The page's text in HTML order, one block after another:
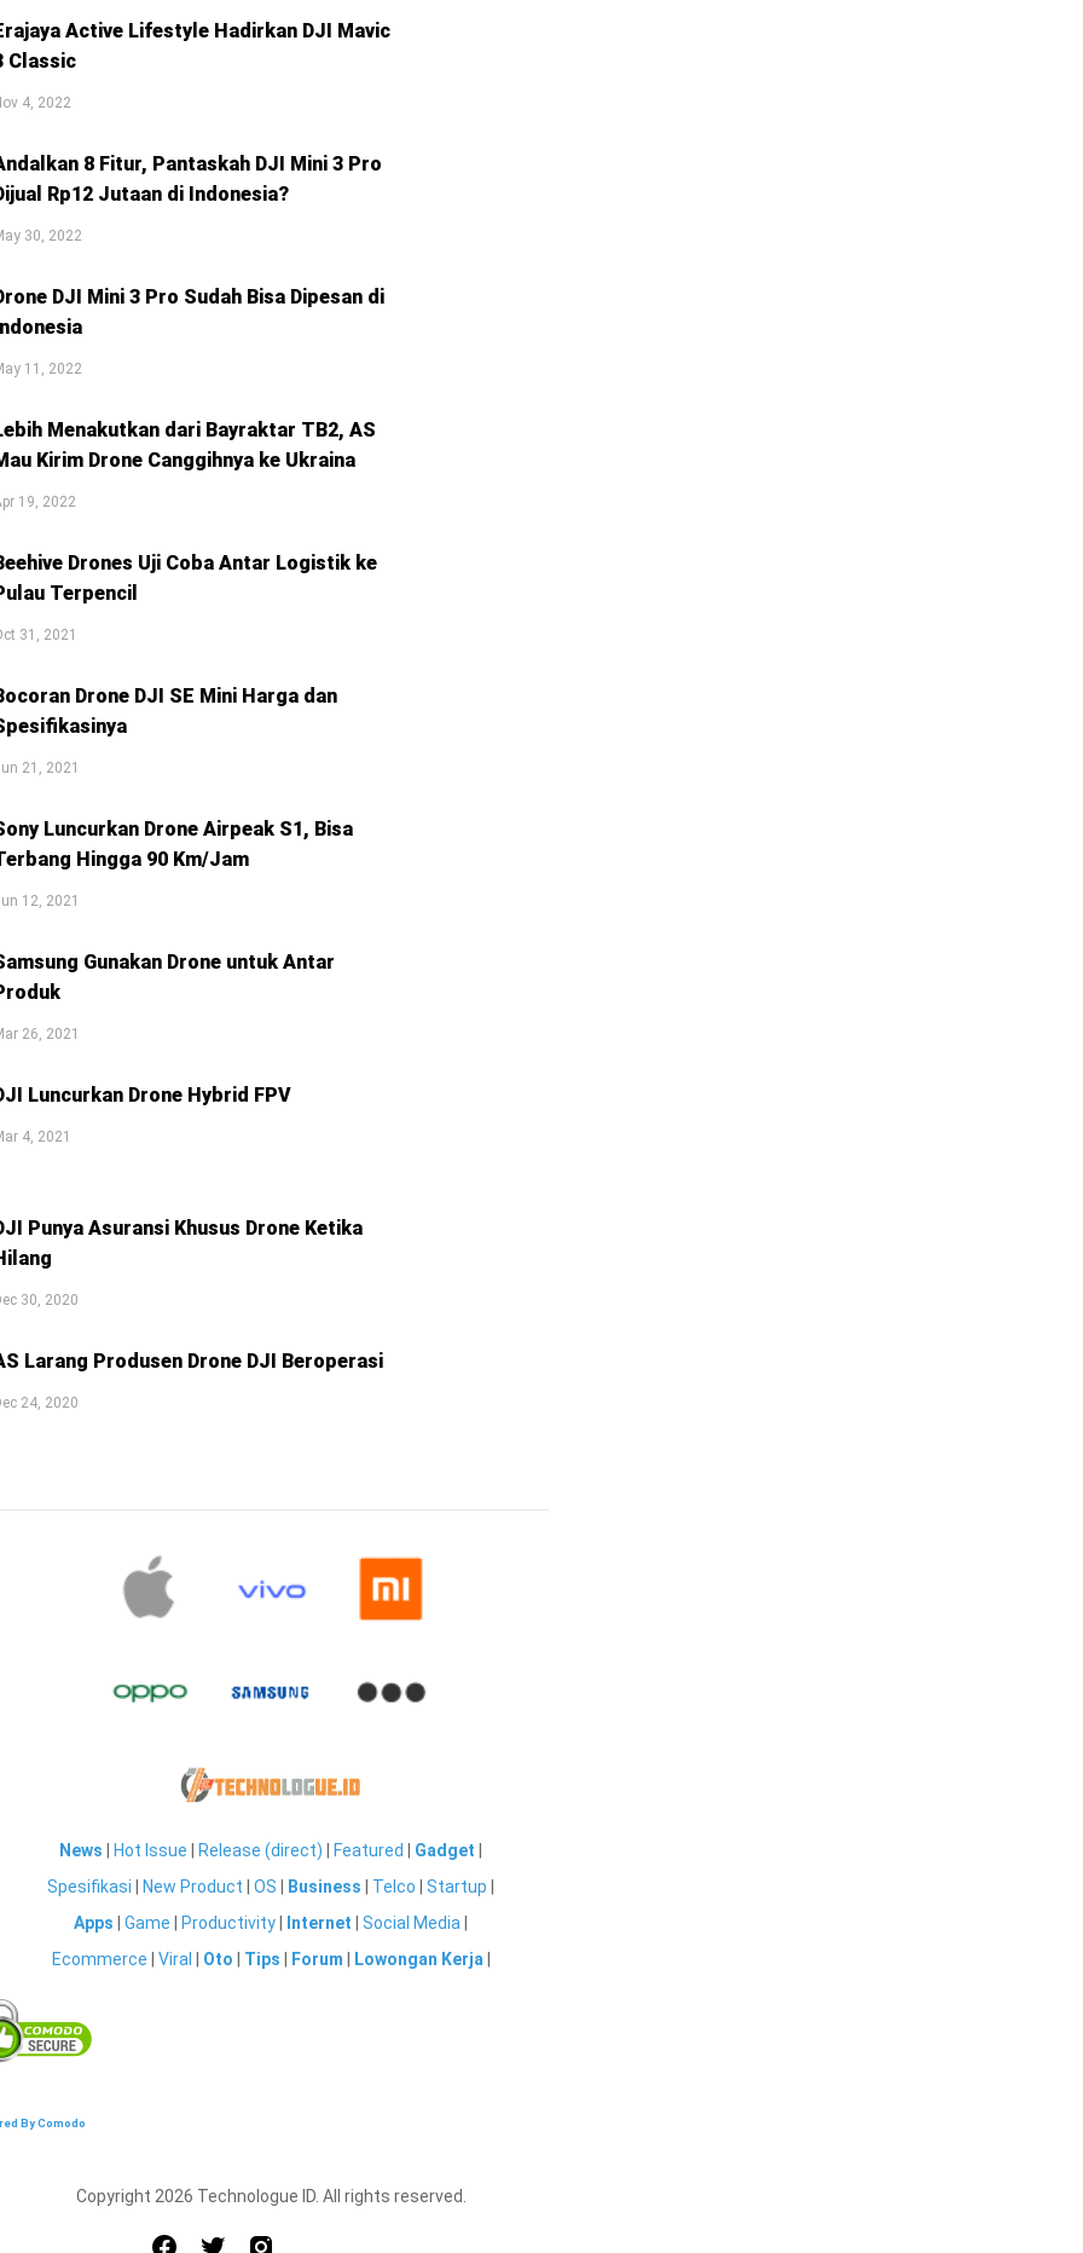
Active Lifestyle Hadirkan DJI Mavic
Classic
4, 2022
8 Fitur, Pantaskah DJI Mini 3 Pro
Rp12 Jutaan di Indonesia?
30, 2022
DJI Mini 3 Pro Sudah Bisa Dipesan di
11, 2022
Menakutkan dari Bayraktar TB2, AS
Kirim Drone Canggihnya ke Ukraina
19, 2022
Drones Uji Coba Antar Logistik ke
Terpencil
31, 2021
Drone DJI SE Mini Harga dan
21, 2021
Luncurkan Drone Airpeak S1, Bisa
Hingga 90 Km/Jam
12, 2021
Gunakan Drone untuk Antar
26, 2021
Luncurkan Drone Hybrid FPV
4, 2021
Punya Asuransi Khusus Drone Ketika
30, 2020
Larang Produsen Drone DJI Beroperasi
24, 2020
News Hot Issue Release (direct) Featured Gadget
Spesifikasi
New Product OS Business Telco Startup
Apps
Game Productivity Internet Social Media
Ecommerce
Viral Oto Tips Forum Lowongan Kerja
By Comodo
Copyright 2026 Technologue ID. All rights reserved.